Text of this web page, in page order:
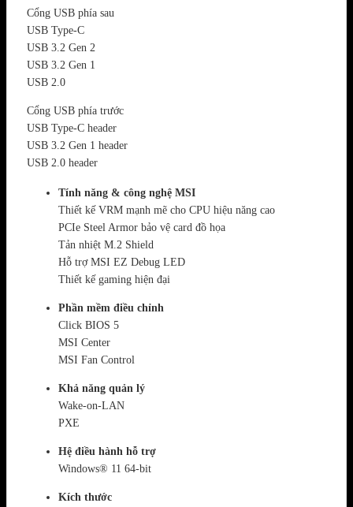
Cổng USB phía sau
USB Type-C
USB 3.2 Gen 2
USB 3.2 Gen 1
USB 2.0
Cổng USB phía trước
USB Type-C header
USB 3.2 Gen 1 header
USB 2.0 header
Tính năng & công nghệ MSI
Thiết kế VRM mạnh mẽ cho CPU hiệu năng cao
PCIe Steel Armor bảo vệ card đồ họa
Tản nhiệt M.2 Shield
Hỗ trợ MSI EZ Debug LED
Thiết kế gaming hiện đại
Phần mềm điều chỉnh
Click BIOS 5
MSI Center
MSI Fan Control
Khả năng quản lý
Wake-on-LAN
PXE
Hệ điều hành hỗ trợ
Windows® 11 64-bit
Kích thước